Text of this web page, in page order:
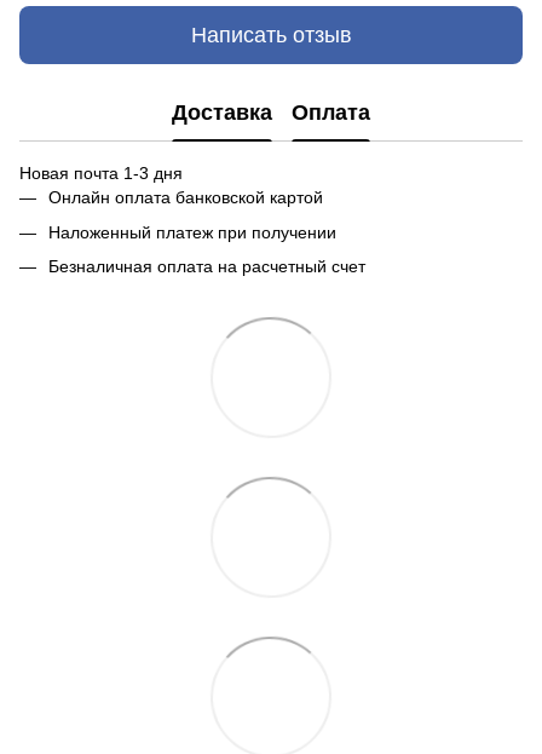
Написать отзыв
Доставка Оплата
Новая почта 1-3 дня
Онлайн оплата банковской картой
Наложенный платеж при получении
Безналичная оплата на расчетный счет